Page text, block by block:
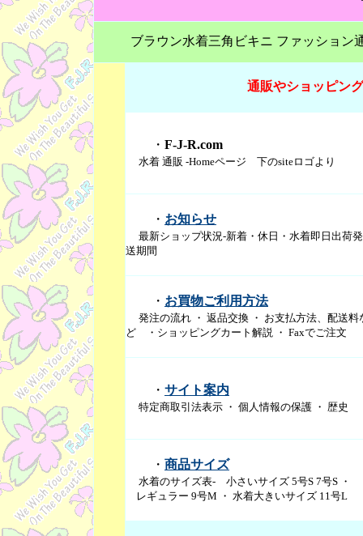
ブラウン水着三角ビキニ ファッショ
通販やショッピン
・ F-J-R.com
水着 通販 -Homeページ 下のsiteロゴより
・ お知らせ
最新ショップ状況-新着・休日・水着即日出荷
送期間
・ お買物ご利用方法
発注の流れ ・ 返品交換 ・ お支払方法、配送料
ど ・ショッピングカート解説 ・ Faxでご注文
・ サイト案内
特定商取引法表示 ・ 個人情報の保護 ・ 歴史
・ 商品サイズ
水着のサイズ表- 小さいサイズ 5号S 7号S ・
レギュラー 9号M ・ 水着大きいサイズ 11号L